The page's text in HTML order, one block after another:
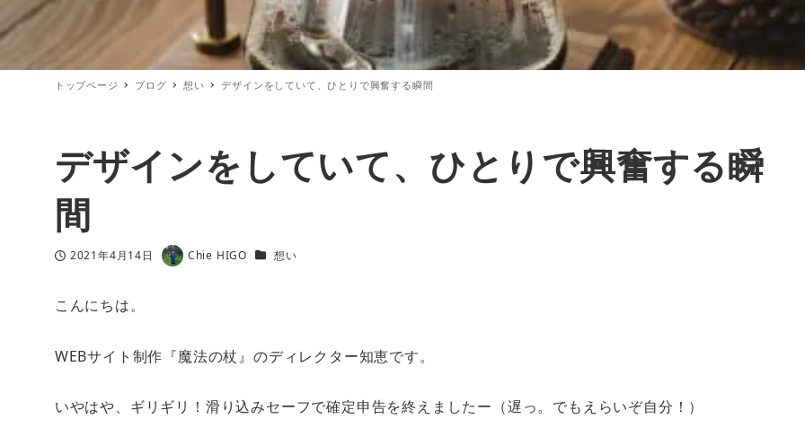
トップページ ブログ 想い デザインをしていて、ひとりで興奮する瞬間
デザインをしていて、ひとりで興奮する瞬
間
投稿日
2021年4月14日
著
Chie HIGO カテゴリー
想い
こんにちは。
WEBサイト制作『魔法の杖』のディレクター知恵です。
いやはや、ギリギリ！滑り込みセーフで確定申告を終えましたー（遅っ。でもえらいぞ自分！）